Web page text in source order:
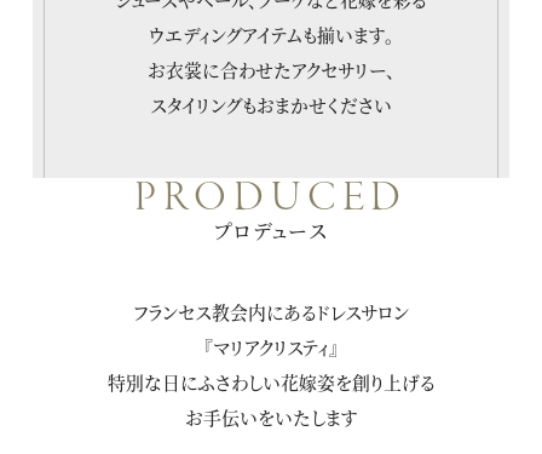
ウエディングアイテムも揃います。
お衣裳に合わせたアクセサリー、
スタイリングもおまかせください
PRODUCED
プロデュース
フランセス教会内にあるドレスサロン
『マリアクリスティ』
特別な日にふさわしい花嫁姿を創り上げる
お手伝いをいたします